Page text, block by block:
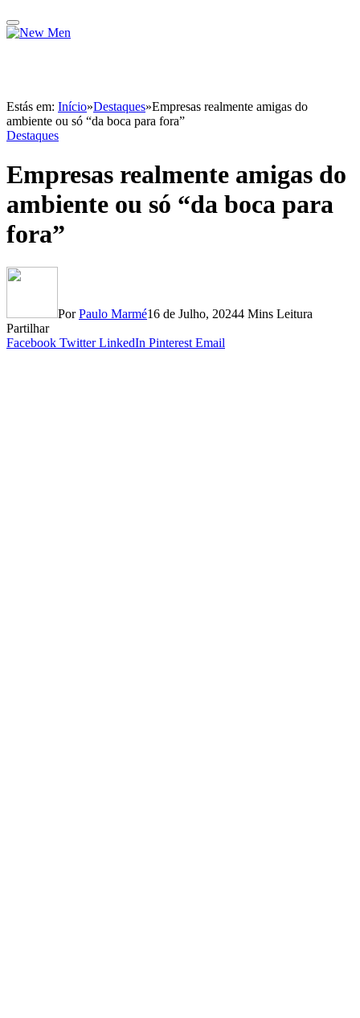
Estás em: Início»Destaques»Empresas realmente amigas do
ambiente ou só “da boca para fora”
Destaques
Empresas realmente amigas do
ambiente ou só “da boca para
fora”
Por Paulo Marmé16 de Julho, 20244 Mins Leitura
Partilhar
Facebook Twitter LinkedIn Pinterest Email